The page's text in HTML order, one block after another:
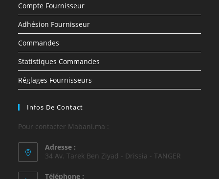
Compte Fournisseur
Adhésion Fournisseur
Commandes
Statistiques Commandes
Réglages Fournisseurs
Infos De Contact
Pour contacter Mabani.ma :
Adresse :
34 Av. Tarek Ben Ziyad - Drissia - TANGER
Téléphone :